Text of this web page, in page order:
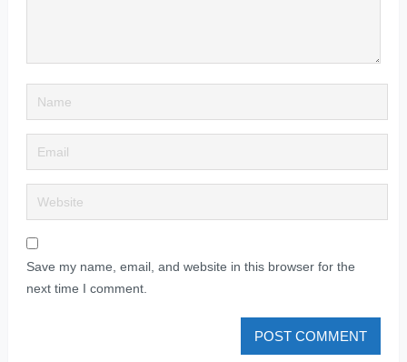
Save my name, email, and website in this browser for the
next time I comment.